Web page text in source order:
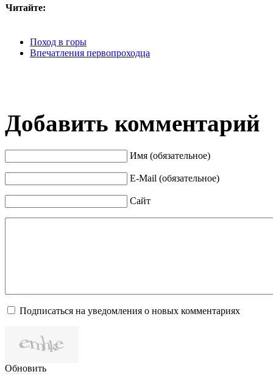
Читайте:
Поход в горы
Впечатления первопроходца
Добавить комментарий
Имя (обязательное)
E-Mail (обязательное)
Сайт
Подписаться на уведомления о новых комментариях
Обновить